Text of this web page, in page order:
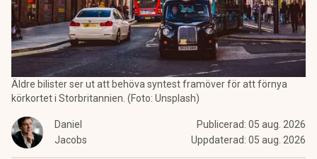
Äldre bilister ser ut att behöva syntest framöver för att förnya
körkortet i Storbritannien. (Foto: Unsplash)
Daniel
Jacobs
Publicerad: 05 aug. 2026
Uppdaterad: 05 aug. 2026